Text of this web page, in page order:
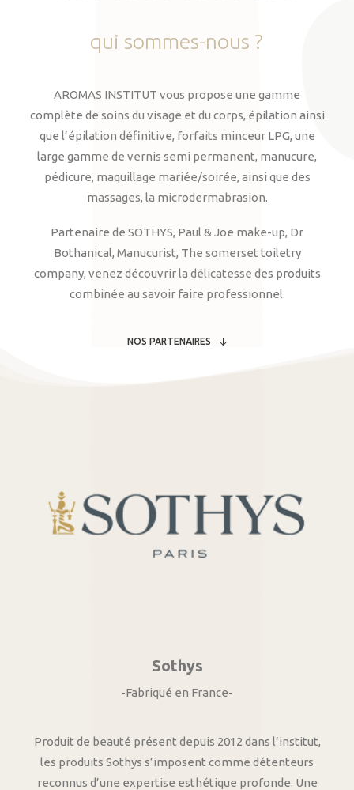
qui sommes-nous ?
AROMAS INSTITUT vous propose une gamme
complète de soins du visage et du corps, épilation ainsi
que l’épilation définitive, forfaits minceur LPG, une
large gamme de vernis semi permanent, manucure,
pédicure, maquillage mariée/soirée, ainsi que des
massages, la microdermabrasion.
Partenaire de SOTHYS, Paul & Joe make-up, Dr
Bothanical, Manucurist, The somerset toiletry
company, venez découvrir la délicatesse des produits
combinée au savoir faire professionnel.
NOS PARTENAIRES
Sothys
-Fabriqué en France-
Produit de beauté présent depuis 2012 dans l’institut,
les produits Sothys s’imposent comme détenteurs
reconnus d’une expertise esthétique profonde. Une